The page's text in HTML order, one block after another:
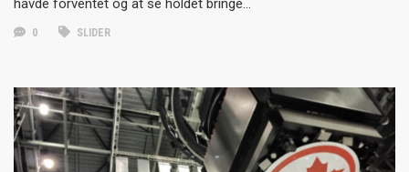
0 SLIDER